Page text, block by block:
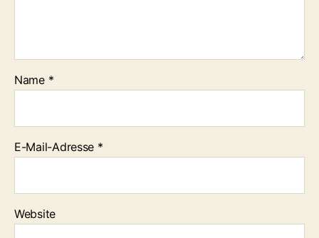
Name *
E-Mail-Adresse *
Website